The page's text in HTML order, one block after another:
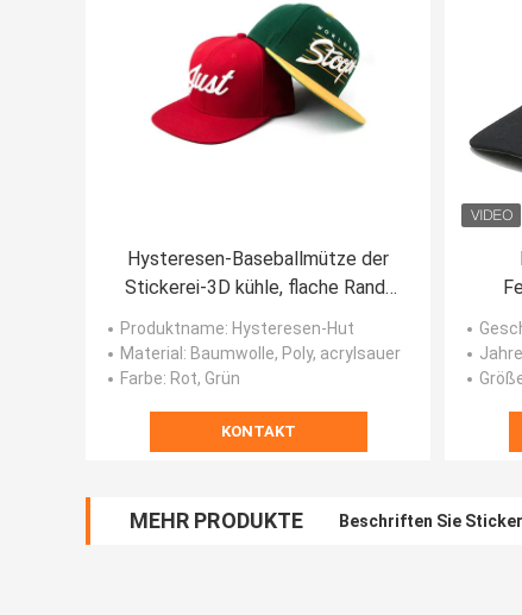
Hysteresen-Baseballmütze der
Stickerei-3D kühle, flache Rand-
Baseballmütze täglich benutzt
für Mann
Produktname: Hysteresen-Hut
Material : Baumwolle, Poly, acrylsauer
Farbe: Rot, Grün
KONTAKT
MEHR PRODUKTE Beschriften Sie